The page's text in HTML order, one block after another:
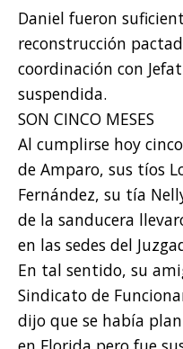
Daniel fueron
reconstrucción
coordinación con
suspendida.
SON CINCO MESES
Al cumplirse hoy
de Amparo, sus tíos
Fernández, su tía
de la sanducera
en las sedes del
En tal sentido, su
Sindicato de
dijo que se había